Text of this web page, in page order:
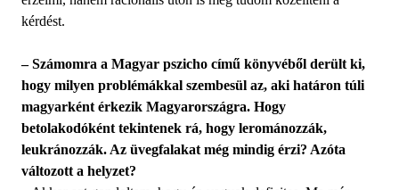
kérdést.
– Számomra a Magyar pszicho című könyvéből derült ki,
hogy milyen problémákkal szembesül az, aki határon túli
magyarként érkezik Magyarországra. Hogy
betolakodóként tekintenek rá, hogy lerománozzák,
leukránozzák. Az üvegfalakat még mindig érzi? Azóta
változott a helyzet?